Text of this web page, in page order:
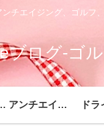
ンチエイジング、ゴルフ
ブログ-ゴ
ューティー アンチエイジング ド